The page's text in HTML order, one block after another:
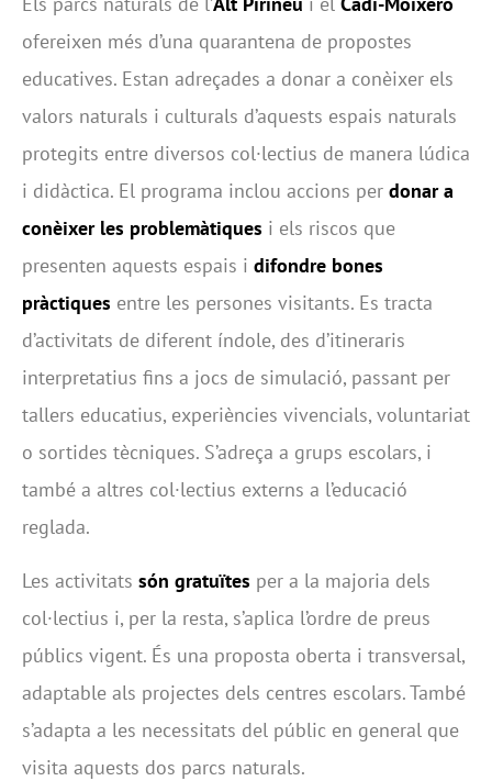
ofereixen més d’una quarantena de propostes
educatives. Estan adreçades a donar a conèixer els
valors naturals i culturals d’aquests espais naturals
protegits entre diversos col·lectius de manera lúdica
i didàctica. El programa inclou accions per donar a
conèixer les problemàtiques i els riscos que
presenten aquests espais i difondre bones
pràctiques entre les persones visitants. Es tracta
d’activitats de diferent índole, des d’itineraris
interpretatius fins a jocs de simulació, passant per
tallers educatius, experiències vivencials, voluntariat
o sortides tècniques. S’adreça a grups escolars, i
també a altres col·lectius externs a l’educació
reglada.
Les activitats són gratuïtes per a la majoria dels
col·lectius i, per la resta, s’aplica l’ordre de preus
públics vigent. És una proposta oberta i transversal,
adaptable als projectes dels centres escolars. També
s’adapta a les necessitats del públic en general que
visita aquests dos parcs naturals.